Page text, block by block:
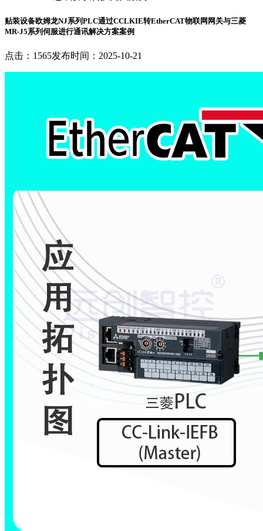
贴装设备欧姆龙NJ系列PLC通过CCLKIE转EtherCAT物联网网关与三菱
MR-J5系列伺服进行通讯解决方案案例
点击：1565发布时间：2025-10-21